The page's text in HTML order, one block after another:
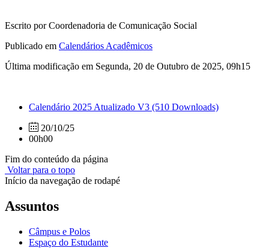
Escrito por Coordenadoria de Comunicação Social
Publicado em Calendários Acadêmicos
Última modificação em Segunda, 20 de Outubro de 2025, 09h15
Calendário 2025 Atualizado V3 (510 Downloads)
20/10/25
00h00
Fim do conteúdo da página
Voltar para o topo
Início da navegação de rodapé
Assuntos
Câmpus e Polos
Espaço do Estudante